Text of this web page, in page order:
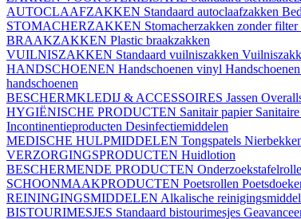
AUTOCLAAFZAKKEN Standaard autoclaafzakken
STOMACHERZAKKEN Stomacherzakken zonder filter
BRAAKZAKKEN Plastic braakzakken
VUILNISZAKKEN Standaard vuilniszakken
HANDSCHOENEN Handschoenen vinyl
handschoenen
BESCHERMKLEDIJ & ACCESSOIRES Jassen
HYGIËNISCHE PRODUCTEN Sanitair papier
Incontinentieproducten Desinfectiemiddelen
MEDISCHE HULPMIDDELEN Tongspatels
VERZORGINGSPRODUCTEN Huidlotion
BESCHERMENDE PRODUCTEN
SCHOONMAAKPRODUCTEN Poetsrollen
REININGINGSMIDDELEN Alkalische
BISTOURIMESJES Standaard bistourimesjes